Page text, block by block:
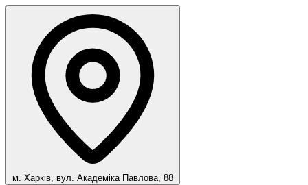
м. Харків, вул. Академіка Павлова, 88